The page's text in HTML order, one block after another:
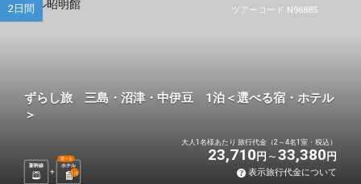
ツアーコード N96885
2日間
ずらし旅 三島・沼津・中伊豆 1泊＜選べる宿・ホテル
＞
新幹線 ホテル
選べる
1 泊
大人1名様あたり 旅行代金（2～4名1室・税込）
23,710 円 33,380 円
表示旅行代金について